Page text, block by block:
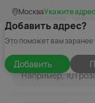
МоскваУкажите адрес
Добавить адрес?
Это поможет вам заранее
Добавить